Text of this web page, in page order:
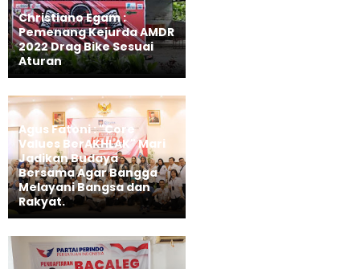
Christiano Egam :
Pemenang Kejurda AMDR
2022 Drag Bike Sesuai
Aturan
Agus Fatoni : "Core
Values BerAKHLAK" Mari
Jadikan Budaya
Bersama Agar Bangga
Melayani Bangsa dan
Rakyat.